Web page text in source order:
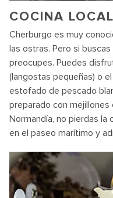
COCINA LOCAL
Cherburgo es muy
las ostras. Pero si
preocupes. Puedes
(langostas pequeñas) o
estofado de pescado
preparado con
Normandía, no pierdas la
en el paseo marítimo y